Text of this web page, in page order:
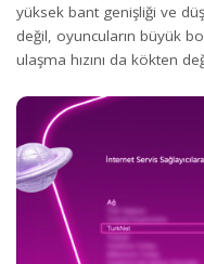
yüksek bant genişliği ve
değil, oyuncuların büyük
ulaşma hızını da kökten